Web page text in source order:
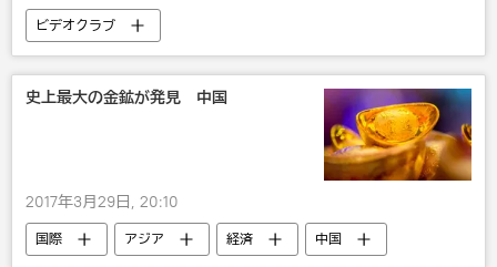
ビデオクラブ
史上最大の金鉱が発見 中国
2017年3月29日, 20:10
国際 アジア 経済 中国